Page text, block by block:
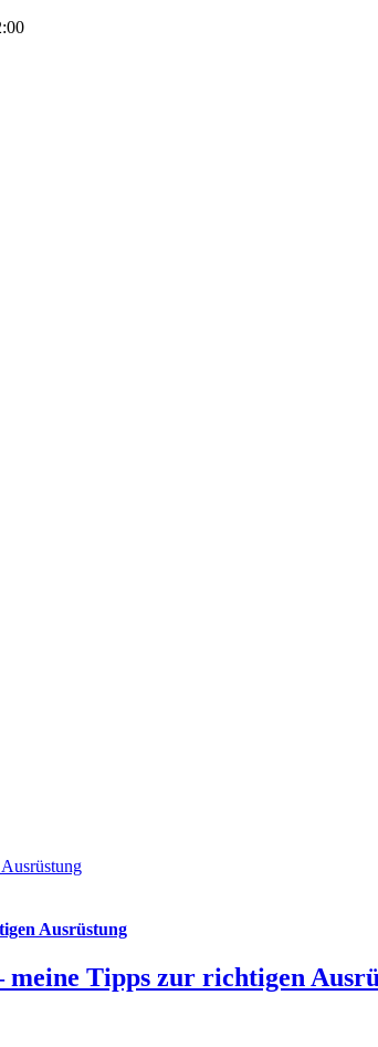
Ausrüstung
meine Tipps zur richtigen